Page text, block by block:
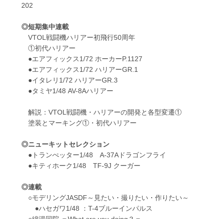
202
◎短期集中連載
VTOL戦闘機ハリアー初飛行50周年
①初代ハリアー
●エアフィックス1/72 ホーカーP.1127
●エアフィックス1/72 ハリアーGR.1
●イタレリ1/72 ハリアーGR.3
●タミヤ1/48 AV-8Aハリアー
解説：VTOL戦闘機・ハリアーの開発と各型変遷①
塗装とマーキング①・初代ハリアー
◎ニューキットセレクション
●トランぺッター1/48 A-37Aドラゴンフライ
●キティホーク1/48 TF-9J クーガー
◎連載
○モデリングJASDF～見たい・撮りたい・作りたい～
●ハセガワ1/48 ：T-4ブルーインパルス